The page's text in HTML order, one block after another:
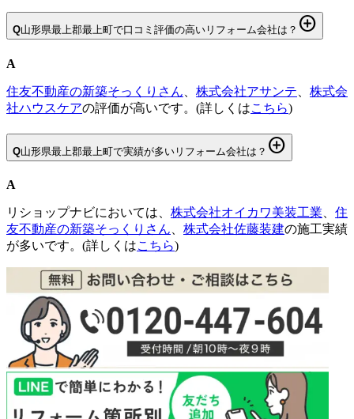
Q山形県最上郡最上町で口コミ評価の高いリフォーム会社は？ add_circle
A
住友不動産の新築そっくりさん 株式会社アサンテ
株式会
社ハウスケアの評価が高いです。(詳しくはこちら)
Q山形県最上郡最上町で実績が多いリフォーム会社は？ add_circle
A
リショップナビにおいては、 株式会社オイカワ美装工業
住
友不動産の新築そっくりさん
株式会社佐藤装建の施工実績
が多いです。(詳しくはこちら)